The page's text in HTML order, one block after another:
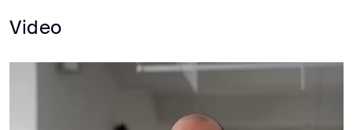
Video